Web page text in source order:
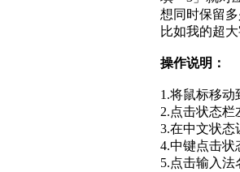
想同时保留
比如我的超
操作说明：
1.将鼠标移动
2.点击状态栏
3.在中文状态
4.中键点击状
5.点击输入法